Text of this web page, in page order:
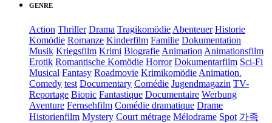
GENRE
Action Thriller Drama TragikomödieAbenteuer Historie
Komödie Romanze Kinderfilm Familie Dokumentation
Musik Kriegsfilm Krimi BiografieAnimationAnimationsfilm
Erotik Romantische Komödie Horror Dokumentarfilm Sci-Fi
Musical Fantasy Roadmovie KrimikomödieAnimation.
Comedy test Documentary Comédie Jugendmagazin TV-
Reportage Biopic Fantastique Documentaire Werbung
Aventure Fernsehfilm Comédie dramatique Drame
Historienfilm Mystery Court métrage Mélodrame Spot 가족